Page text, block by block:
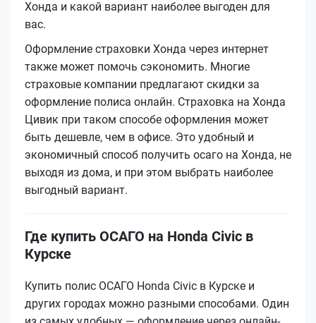
Хонда и какой вариант наиболее выгоден для
вас.
Оформление страховки Хонда через интернет
также может помочь сэкономить. Многие
страховые компании предлагают скидки за
оформление полиса онлайн. Страховка на Хонда
Цивик при таком способе оформления может
быть дешевле, чем в офисе. Это удобный и
экономичный способ получить осаго на Хонда, не
выходя из дома, и при этом выбрать наиболее
выгодный вариант.
Где купить ОСАГО на Honda Civic в
Курске
Купить полис ОСАГО Honda Civic в Курске и
других городах можно разными способами. Один